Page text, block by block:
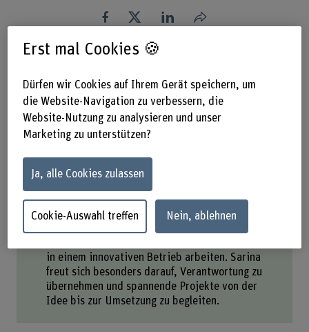
Teilen
Das Wichtigste in Kürze
Die Praxisorientierung war für Sarina
entscheidend. Durch reale Projekte und
praxisnahe Coachings konnte sie ihr Wissen
direkt anwenden und vertiefen.
Der enge Zusammenhalt in der Klasse war etwas
haben voneinander gelernt, sich gegenseitig
unterstützt und gemeinsam Herausforderungen
gemeistert – im Unterricht und darüber hinaus.
in einem innovativen Betrieb arbeiten. Sarina
freut sich besonders darauf, Verantwortung zu
übernehmen und spannende Projekte von der
Idee bis zur Umsetzung zu begleiten.
Erst mal Cookies 🍪
Dürfen wir Cookies auf Ihrem Gerät speichern, um
die Website-Navigation zu verbessern, die
Website-Nutzung zu analysieren und unser
Marketing zu unterstützen?
Ja, alle Cookies zulassen
Cookie-Auswahl treffen Nein, ablehnen